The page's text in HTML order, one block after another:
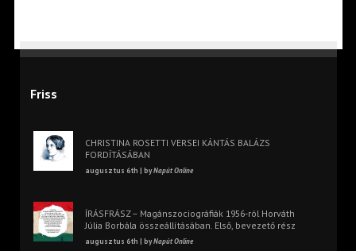
Friss
CHRISTINA ROSETTI VERSEI KÁNTÁS BALÁZS
FORDÍTÁSÁBAN
augusztus 6th | byNapút Online
ÍRÁSFRÁSZ – Magánszociográfiák 1956-ról Horváth
Júlia Borbála összeállításában. Első, bevezető rész
augusztus 6th | byNapút Online